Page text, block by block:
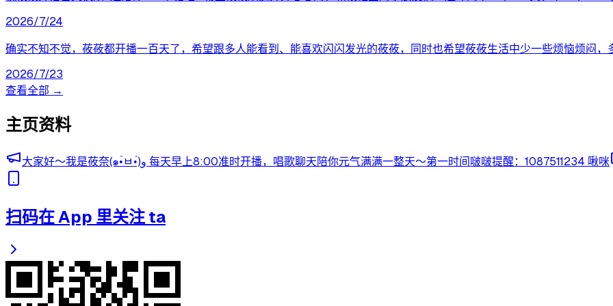
2026/7/24
确实不知不觉，莜莜都开播一百天了，希望跟多人能看到、能喜欢闪闪发光的莜莜，同时也希望莜莜生活中少一些烦恼烦闷，
2026/7/23
查看全部 →
主页资料
大家好～我是莜奈(๑•̀ㅂ•́)و 每天早上8:00准时开播，唱歌聊天陪你元气满满一整天～第一时间啵啵提醒：1087511234 啾咪
扫码在 App 里关注 ta